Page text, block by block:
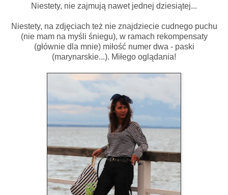
Niestety, nie zajmują nawet jednej dziesiątej...
Niestety, na zdjęciach też nie znajdziecie cudnego puchu
(nie mam na myśli śniegu), w ramach rekompensaty
(głównie dla mnie) miłość numer dwa - paski
(marynarskie...). Miłego oglądania!